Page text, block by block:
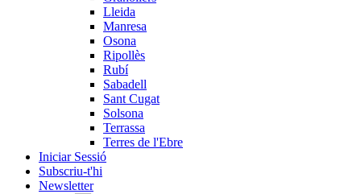
Lleida
Manresa
Osona
Ripollès
Rubí
Sabadell
Sant Cugat
Solsona
Terrassa
Terres de l'Ebre
Iniciar Sessió
Subscriu-t'hi
Newsletter